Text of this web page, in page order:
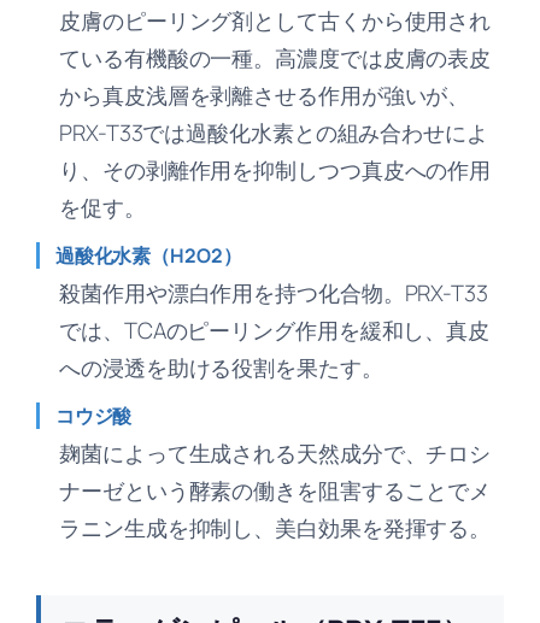
皮膚のピーリング剤として古くから使用され
ている有機酸の一種。高濃度では皮膚の表皮
から真皮浅層を剥離させる作用が強いが、
PRX-T33では過酸化水素との組み合わせによ
り、その剥離作用を抑制しつつ真皮への作用
を促す。
過酸化水素（H2O2）
殺菌作用や漂白作用を持つ化合物。PRX-T33
では、TCAのピーリング作用を緩和し、真皮
への浸透を助ける役割を果たす。
コウジ酸
麹菌によって生成される天然成分で、チロシ
ナーゼという酵素の働きを阻害することでメ
ラニン生成を抑制し、美白効果を発揮する。